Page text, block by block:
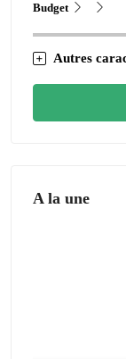
Budget
Autres
A la une